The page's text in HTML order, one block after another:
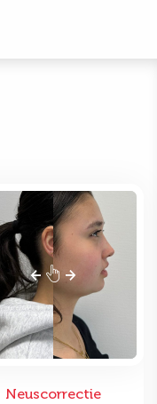
Neuscorrectie